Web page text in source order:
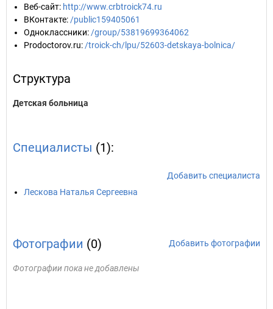
Веб-сайт: http://www.crbtroick74.ru
ВКонтакте: /public159405061
Одноклассники: /group/53819699364062
Prodoctorov.ru: /troick-ch/lpu/52603-detskaya-bolnica/
Структура
Детская больница
Специалисты (1):
Добавить специалиста
Лескова Наталья Сергеевна
Фотографии (0) Добавить фотографии
Фотографии пока не добавлены